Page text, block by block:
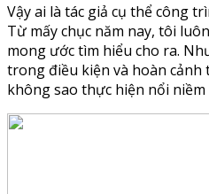
Vậy ai là tác giả cụ thể công
Từ mấy chục năm nay, tôi
mong ước tìm hiểu cho ra.
trong điều kiện và hoàn cảnh
không sao thực hiện nổi